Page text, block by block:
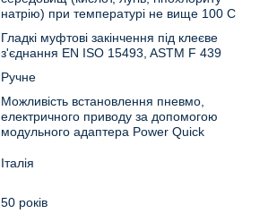
натрію) при температурі не вище 100 C
Гладкі муфтові закінчення під клеєве
з'єднання EN ISO 15493, ASTM F 439
Ручне
Можливість встановлення пневмо,
електричного приводу за допомогою
модульного адаптера Power Quick
Італія
50 років